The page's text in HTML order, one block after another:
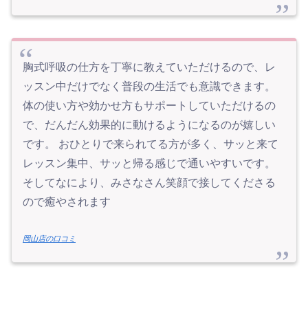
胸式呼吸の仕方を丁寧に教えていただけるので、レ
ッスン中だけでなく普段の生活でも意識できます。
体の使い方や効かせ方もサポートしていただけるの
で、だんだん効果的に動けるようになるのが嬉しい
です。 おひとりで来られてる方が多く、サッと来て
レッスン集中、サッと帰る感じで通いやすいです。
そしてなにより、みさなさん笑顔で接してくださる
ので癒やされます
岡山店の口コミ